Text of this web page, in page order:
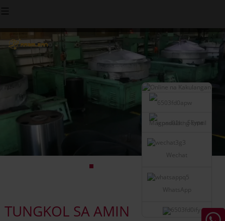
Magpadala ng Email
Skype
Wechat
WhatsApp
TUNGKOL SA AMIN